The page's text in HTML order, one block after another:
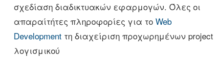
σχεδίαση διαδικτυακών εφαρμογών. Όλες οι
απαραίτήτες πληροφορίες για το Web
Developmentτη διαχείριση προχωρημένων project
λογισμικού